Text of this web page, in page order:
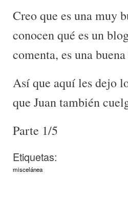
Creo que es una muy
conocen qué es un
comenta, es una
Así que aquí les dejo
que Juan también
Parte 1/5
Etiquetas:
miscelánea